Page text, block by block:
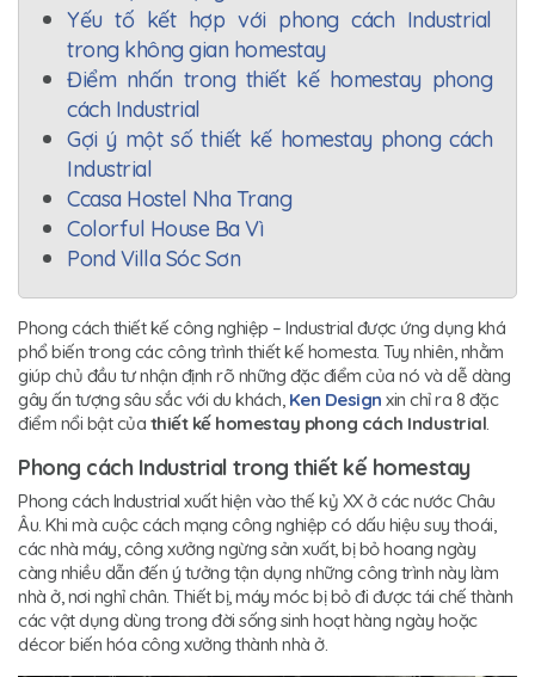
Yếu tố kết hợp với phong cách Industrial
trong không gian homestay
Điểm nhấn trong thiết kế homestay phong
cách Industrial
Gợi ý một số thiết kế homestay phong cách
Industrial
Ccasa Hostel Nha Trang
Colorful House Ba Vì
Pond Villa Sóc Sơn
Phong cách thiết kế công nghiệp – Industrial được ứng dụng khá
phổ biến trong các công trình thiết kế homesta. Tuy nhiên, nhằm
giúp chủ đầu tư nhận định rõ những đặc điểm của nó và dễ dàng
gây ấn tượng sâu sắc với du khách, Ken Design xin chỉ ra 8 đặc
điểm nổi bật của thiết kế homestay phong cách Industrial.
Phong cách Industrial trong thiết kế homestay
Phong cách Industrial xuất hiện vào thế kỷ XX ở các nước Châu
Âu. Khi mà cuộc cách mạng công nghiệp có dấu hiệu suy thoái,
các nhà máy, công xưởng ngừng sản xuất, bị bỏ hoang ngày
càng nhiều dẫn đến ý tưởng tận dụng những công trình này làm
nhà ở, nơi nghỉ chân. Thiết bị, máy móc bị bỏ đi được tái chế thành
các vật dụng dùng trong đời sống sinh hoạt hàng ngày hoặc
décor biến hóa công xưởng thành nhà ở.